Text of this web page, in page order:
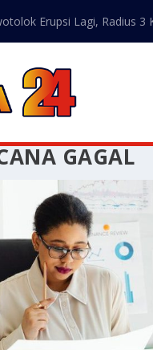
Erupsi Lagi, Radius 3
GAGAL